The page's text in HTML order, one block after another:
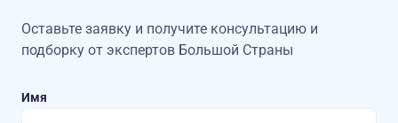
Оставьте заявку и получите консультацию и
подборку от экспертов Большой Страны
Имя